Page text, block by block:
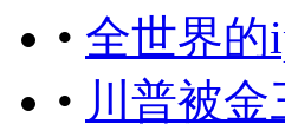
• 全世界的
• 川普被